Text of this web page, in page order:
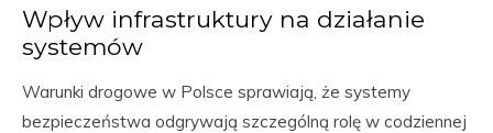
Wpływ infrastruktury na działanie
systemów
Warunki drogowe w Polsce sprawiają, że systemy
bezpieczeństwa odgrywają szczególną rolę w codziennej